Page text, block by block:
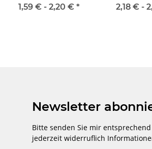
1,59 € - 2,20 € *
2,18 € -
Newsletter
Bitte senden Sie mir
jederzeit widerruflich